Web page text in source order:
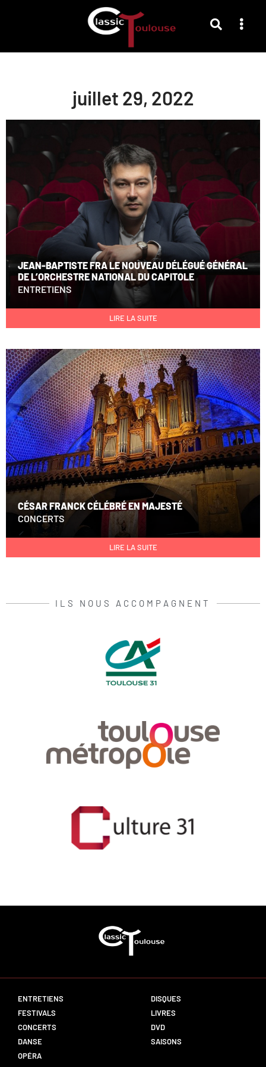
juillet 29, 2022
JEAN-BAPTISTE FRA LE NOUVEAU DÉLÉGUÉ GÉNÉRAL
DE L’ORCHESTRE NATIONAL DU CAPITOLE
ENTRETIENS
LIRE LA SUITE
CÉSAR FRANCK CÉLÉBRÉ EN MAJESTÉ
CONCERTS
LIRE LA SUITE
ILS NOUS ACCOMPAGNENT
ENTRETIENS
FESTIVALS
CONCERTS
DANSE
OPÉRA
DISQUES
LIVRES
DVD
SAISONS